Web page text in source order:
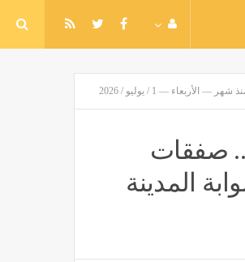
شهر — الأربعاء — 1 / يوليو / 2026
صفقات
المدينة